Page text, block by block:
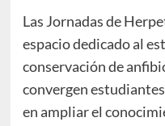
Las Jornadas de
espacio dedicado al
conservación de
convergen
en ampliar el